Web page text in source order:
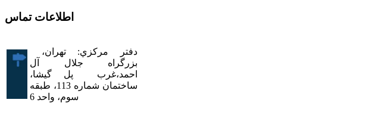
اطلاعات تماس
بزرگراه جلال آل
احمد،غرب پل گيشا،
ساختمان شماره 113،
طبقه
سوم، واحد 6